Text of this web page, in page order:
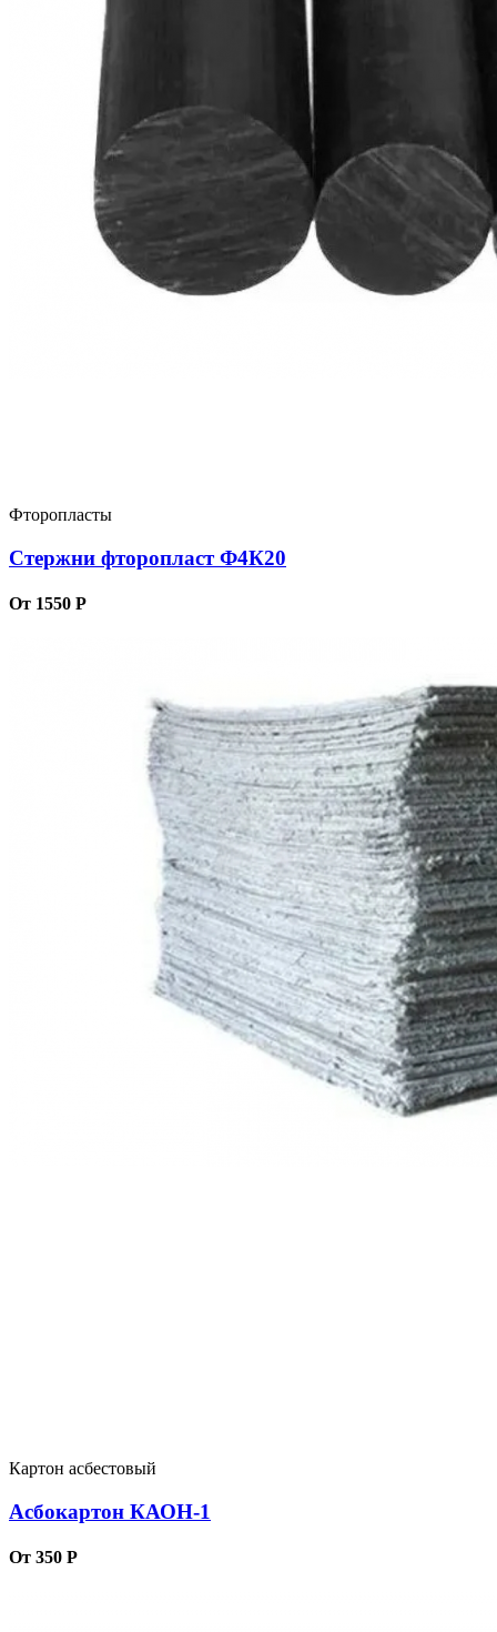
Фторопласты
Стержни фторопласт Ф4К20
От 1550 Р
Картон асбестовый
Асбокартон КАОН-1
От 350 Р